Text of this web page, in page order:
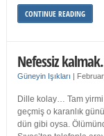
CONTINUE READING
Nefessiz
Güneyin Işıkları |
Dille kolay… Tam
geçmiş o karanlık
dün gibi oysa.